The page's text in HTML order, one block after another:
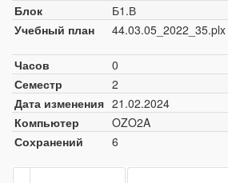
Блок
Б1.В
Учебный план
44.03.05_2022_35.plx
Часов
0
Семестр
2
Дата изменения 21.02.2024
Компьютер
OZO2A
Сохранений
6